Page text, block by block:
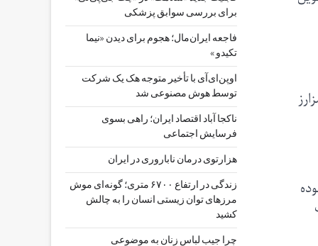
برای بررسی سوابق پزشکی
فاجعه ایران‌مال؛ هجوم برای دیدن «نیما
تکیدو »
اوپن‌ای‌آی با تأخیر متوجه هک یک شرکت
توسط هوش مصنوعی شد
ناکجا آباد اقتصاد ایران؛ راهی بسوی
فرسایش اجتماعی
هزارتوی درمان ناباروری در ایران
زندگی در ارتفاع ۶۷۰۰ متری؛ گونه‌ای موش
مرزهای توان زیستی انسان را به چالش
کشید
چرا جیب‌ لباس زنان به موضوعی